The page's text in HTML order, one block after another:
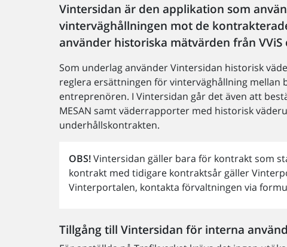
Vintersidan är den applikation som
vinterväghållningen mot de
använder historiska mätvärden från VViS
Som underlag använder Vintersidan historisk
reglera ersättningen för vinterväghållning mellan
entreprenören. I Vintersidan går det även att
MESAN samt väderrapporter med historisk
underhållskontrakten.
OBS!Vintersidan gäller bara för kontrakt som
kontrakt med tidigare kontraktsår gäller
Vinterportalen, kontakta förvaltningen via
Tillgång till Vintersidan för interna